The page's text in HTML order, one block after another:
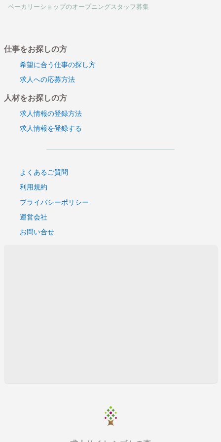
ベーカリーショップのオープニングスタッフ募集
仕事をお探しの方
希望に合う仕事の探し方
求人への応募方法
人材をお探しの方
求人情報の登録方法
求人情報を登録する
よくあるご質問
利用規約
プライバシーポリシー
運営会社
お問い合せ